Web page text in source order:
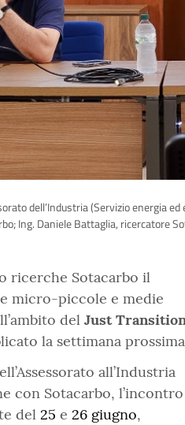
dell’Industria (Servizio energia
Ing. Daniele Battaglia, ricercatore
ricerche Sotacarbo il
micro-piccole e medie
del Just
la settimana
all’Industria
con Sotacarbo, l’incontro
del 25 e 26 giugno,